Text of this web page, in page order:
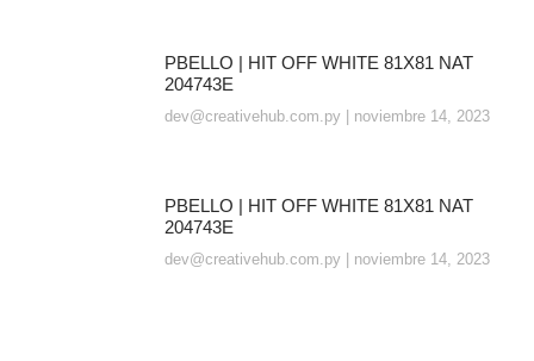
PBELLO | HIT OFF WHITE 81X81 NAT
204743E
dev@creativehub.com.py noviembre 14, 2023
PBELLO | HIT OFF WHITE 81X81 NAT
204743E
dev@creativehub.com.py noviembre 14, 2023